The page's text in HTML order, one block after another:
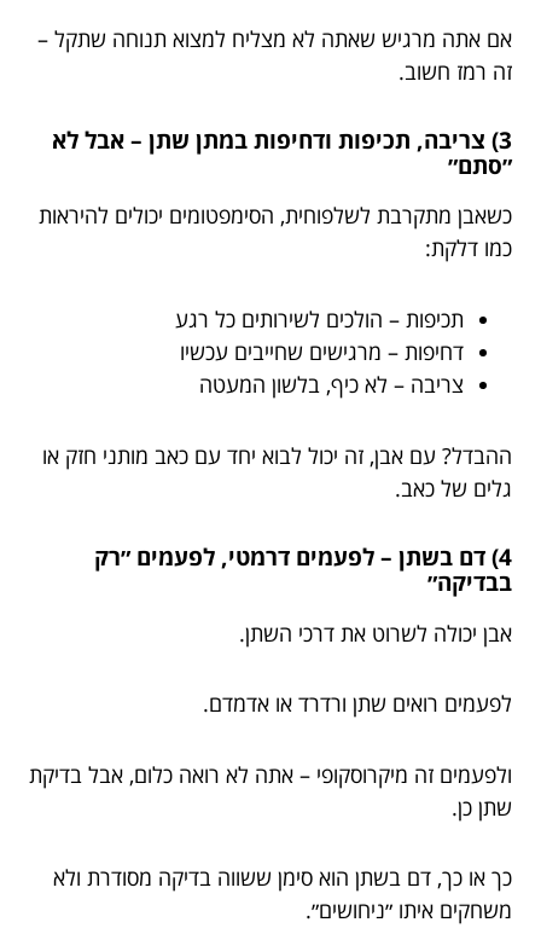
אם אתה מרגיש שאתה לא מצליח למצוא תנוחה שתקל –
זה רמז חשוב.
3) צריבה, תכיפות ודחיפות במתן שתן – אבל לא
״סתם״
כשאבן מתקרבת לשלפוחית, הסימפטומים יכולים להיראות
כמו דלקת:
תכיפות – הולכים לשירותים כל רגע
דחיפות – מרגישים שחייבים עכשיו
צריבה – לא כיף, בלשון המעטה
ההבדל? עם אבן, זה יכול לבוא יחד עם כאב מותני חזק או
גלים של כאב.
4) דם בשתן – לפעמים דרמטי, לפעמים ״רק
בבדיקה״
אבן יכולה לשרוט את דרכי השתן.
לפעמים רואים שתן ורדרד או אדמדם.
ולפעמים זה מיקרוסקופי – אתה לא רואה כלום, אבל בדיקת
שתן כן.
כך או כך, דם בשתן הוא סימן ששווה בדיקה מסודרת ולא
משחקים איתו ״ניחושים״.